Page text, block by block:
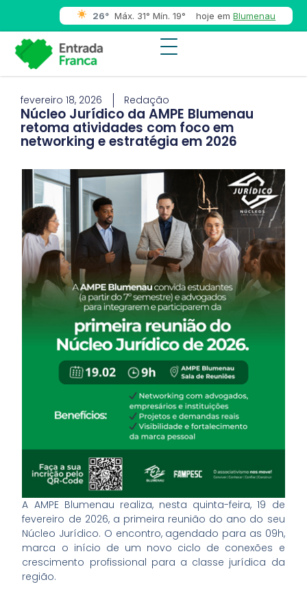
26° Máx. 31° Mín. 19° hoje em Blumenau
fevereiro 18, 2026 Redação
Núcleo Jurídico da AMPE Blumenau
retoma atividades com foco em
networking e estratégia em 2026
A AMPE Blumenau realiza, nesta quinta-feira, 19 de
fevereiro de 2026, a primeira reunião do ano do seu
Núcleo Jurídico. O encontro, agendado para as 09h,
marca o início de um novo ciclo de conexões e
crescimento profissional para a classe jurídica da
região.